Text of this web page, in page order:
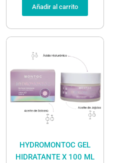
Añadir al carrito
HYDROMONTOC GEL
HIDRATANTE X 100 ML